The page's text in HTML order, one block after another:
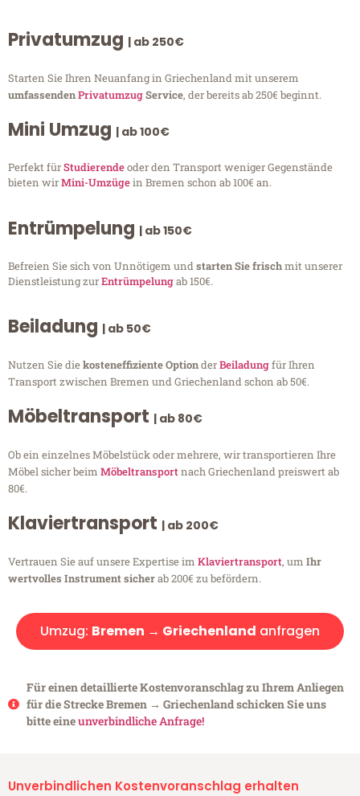
Privatumzug | ab 250€
Starten Sie Ihren Neuanfang in Griechenland mit unserem
umfassendenPrivatumzugService, der bereits ab 250€ beginnt.
Mini Umzug | ab 100€
Perfekt fürStudierendeoder den Transport weniger Gegenstände
bieten wirMini-Umzügein Bremen schon ab 100€ an.
Entrümpelung | ab 150€
Befreien Sie sich von Unnötigem undstarten Sie frischmit unserer
Dienstleistung zurEntrümpelungab 150€.
Beiladung | ab 50€
Nutzen Sie diekosteneffiziente OptionderBeiladungfür Ihren
Transport zwischen Bremen und Griechenland schon ab 50€.
Möbeltransport | ab 80€
Ob ein einzelnes Möbelstück oder mehrere, wir transportieren Ihre
Möbel sicher beim Möbeltransportnach Griechenland preiswert ab
80€.
Klaviertransport | ab 200€
Vertrauen Sie auf unsere Expertise im Klaviertransport, um Ihr
wertvolles Instrument sicherab 200€ zu befördern.
Umzug: Bremen → Griechenland anfragen
Für einen detaillierte Kostenvoranschlag zu Ihrem Anliegen
für die Strecke Bremen → Griechenland schicken Sie uns
bitte eineunverbindliche Anfrage!
Unverbindlichen Kostenvoranschlag erhalten